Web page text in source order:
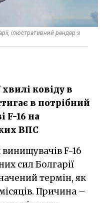
ілюстративний рендер з
ковіду в
в потрібний
F-16 на
ВПС
сил Болгарії
термін, як
Причина –